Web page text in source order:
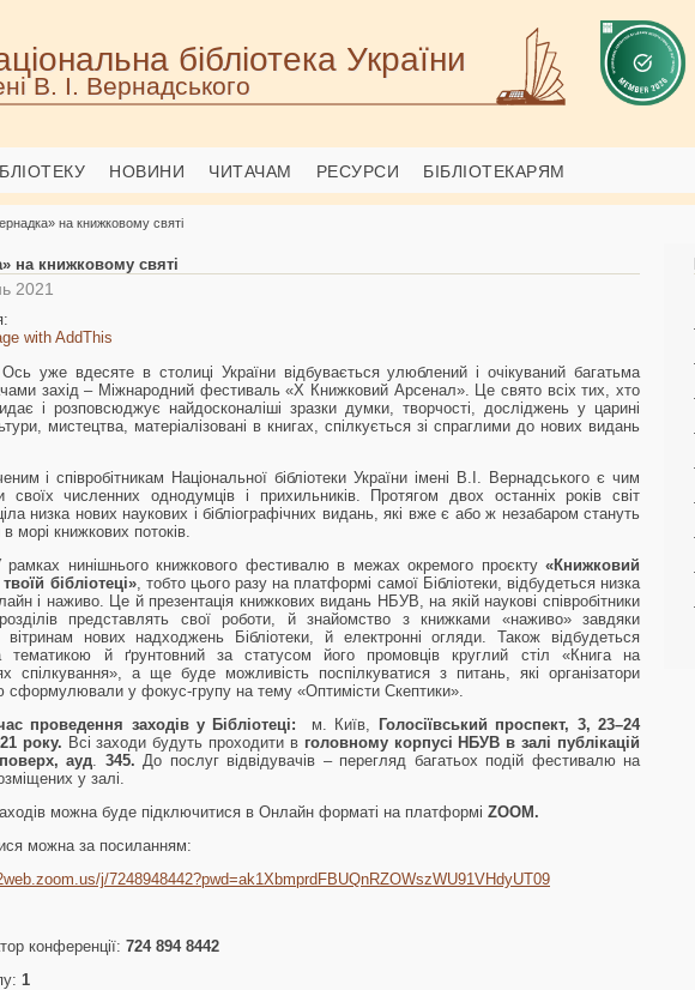
бібліотека України
В. І. Вернадського
НОВИНИ ЧИТАЧАМ РЕСУРСИ БІБЛІОТЕКАРЯМ
на книжковому святі
на книжковому святі
2021
в столиці України відбувається улюблений і очікуваний багатьма
захід – Міжнародний фестиваль «Х Книжковий Арсенал». Це свято всіх тих, хто
і розповсюджує найдосконаліші зразки думки, творчості, досліджень у царині
мистецтва, матеріалізовані в книгах, спілкується зі спраглими до нових видань
Національної бібліотеки України імені В.І. Вернадського є чим
своїх численних однодумців і прихильників. Протягом двох останніх років світ
низка нових наукових і бібліографічних видань, які вже є або ж незабаром стануть
морі книжкових потоків.
нинішнього книжкового фестивалю в межах окремого проєкту «Книжковий
бібліотеці», тобто цього разу на платформі самої Бібліотеки, відбудеться низка
і наживо. Це й презентація книжкових видань НБУВ, на якій наукові співробітники
представлять свої роботи, й знайомство з книжками «наживо» завдяки
вітринам нових надходжень Бібліотеки, й електронні огляди. Також відбудеться
тематикою й ґрунтовний за статусом його промовців круглий стіл «Книга на
спілкування», а ще буде можливість поспілкуватися з питань, які організатори
у фокус-групу на тему «Оптимісти Скептики».
проведення заходів у Бібліотеці: м. Київ,
Голосіївський проспект, 3, 23–24
року. Всі заходи будуть проходити в головному корпусі НБУВ в залі публікацій
ауд 345. До послуг відвідувачів – перегляд багатьох подій фестивалю на
у залі.
можна буде підключитися в Онлайн форматі на платформі ZOOM.
можна за посиланням:
j/7248948442?pwd=ak1XbmprdFBUQnRZOWszWU91VHdyUT09
конференції: 724 894 8442
1